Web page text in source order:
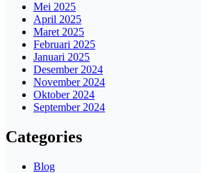
Mei 2025
April 2025
Maret 2025
Februari 2025
Januari 2025
Desember 2024
November 2024
Oktober 2024
September 2024
Categories
Blog